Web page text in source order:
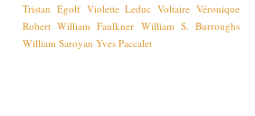
Tristan Egolf Violette Leduc Voltaire Véronique
Robert William Faulkner William S. Burroughs
William Saroyan Yves Paccalet